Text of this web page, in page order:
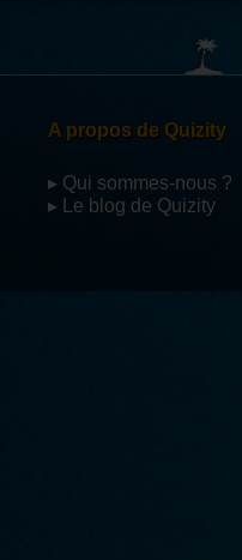
A propos de Quizity
▸ Qui sommes-nous ?
▸ Le blog de Quizity